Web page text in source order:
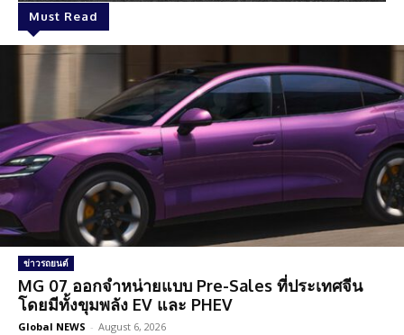
Must Read
ข่าวรถยนต์
MG 07 ออกจำหน่ายแบบ Pre-Sales ที่ประเทศจีน
โดยมีทั้งขุมพลัง EV และ PHEV
Global NEWS - August 6, 2026